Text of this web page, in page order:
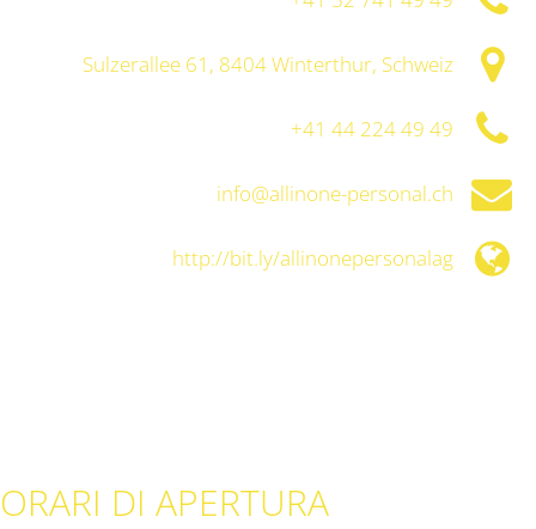
Sulzerallee 61, 8404 Winterthur, Schweiz
+41 44 224 49 49
info@allinone-personal.ch
http://bit.ly/allinonepersonalag
ORARI DI APERTURA